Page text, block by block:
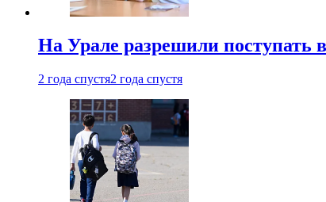
На Урале разрешили поступать
2 года спустя2 года спустя